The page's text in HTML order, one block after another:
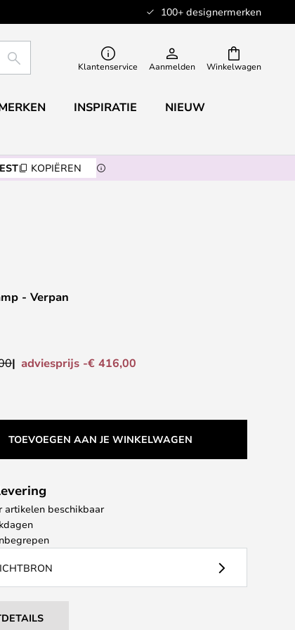
100+ designermerken
Winkelwagen
ZOEKEN Klantenservice Aanmelden
INSPIRATIE NIEUW
KOPIËREN
- Verpan
adviesprijs -€ 416,00
TOEVOEGEN AAN JE WINKELWAGEN
artikelen beschikbaar